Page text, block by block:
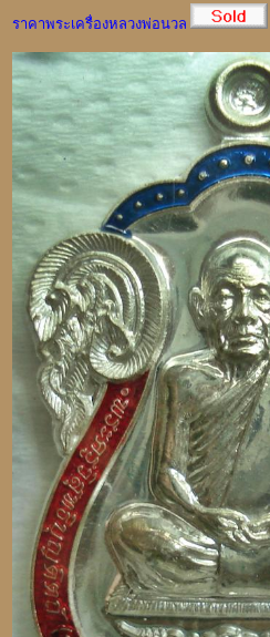
ราคาพระเครื่องหลวงพ่อนวล